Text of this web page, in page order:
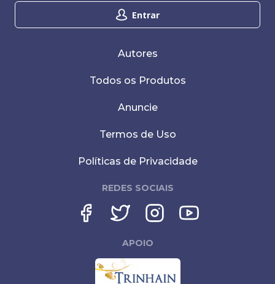
Entrar
Autores
Todos os Produtos
Anuncie
Termos de Uso
Políticas de Privacidade
REDES SOCIAIS
APOIO